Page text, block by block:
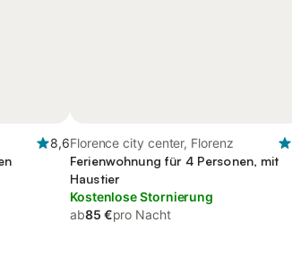
8,6Florence city center, Florenz
Ferienwohnung für 4 Personen, mit
Haustier
Kostenlose Stornierung
ab85 €pro Nacht